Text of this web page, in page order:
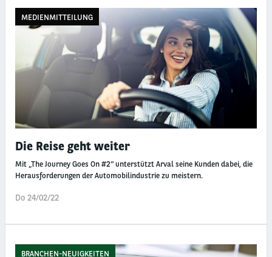
MEDIENMITTEILUNG
Die Reise geht weiter
Mit „The Journey Goes On #2“ unterstützt Arval seine Kunden dabei, die
Herausforderungen der Automobilindustrie zu meistern.
Do 24/02/22
BRANCHEN-NEUIGKEITEN